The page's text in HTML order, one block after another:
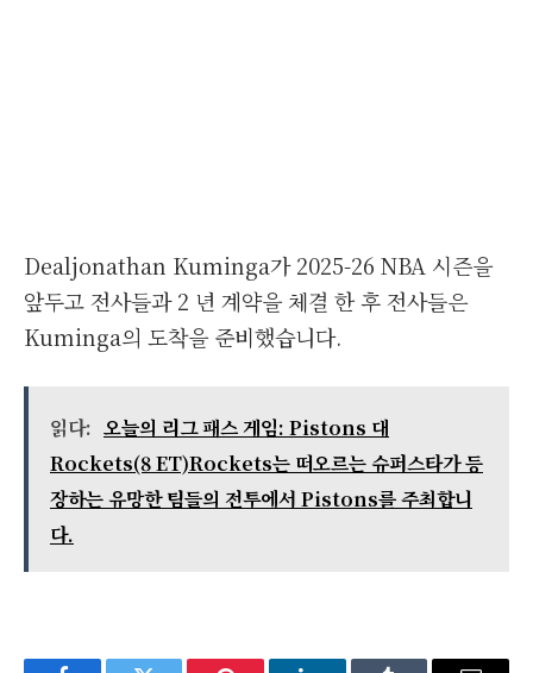
Dealjonathan Kuminga가 2025-26 NBA 시즌을
앞두고 전사들과 2 년 계약을 체결 한 후 전사들은
Kuminga의 도착을 준비했습니다.
읽다: 오늘의 리그 패스 게임: Pistons 대
Rockets(8 ET)Rockets는 떠오르는 슈퍼스타가 등
장하는 유망한 팀들의 전투에서 Pistons를 주최합니
다.